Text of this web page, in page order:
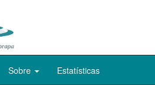
Sobre Estatísticas